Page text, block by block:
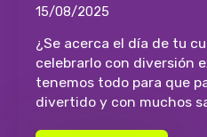
15/08/2025
¿Se acerca el día de tu
celebrarlo con diversión
tenemos todo para que
divertido y con muchos